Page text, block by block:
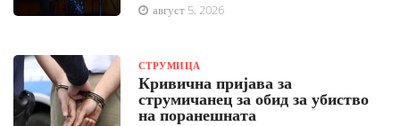
август 5, 2026
СТРУМИЦА
Кривична пријава за
струмичанец за обид за убиство
на поранешната